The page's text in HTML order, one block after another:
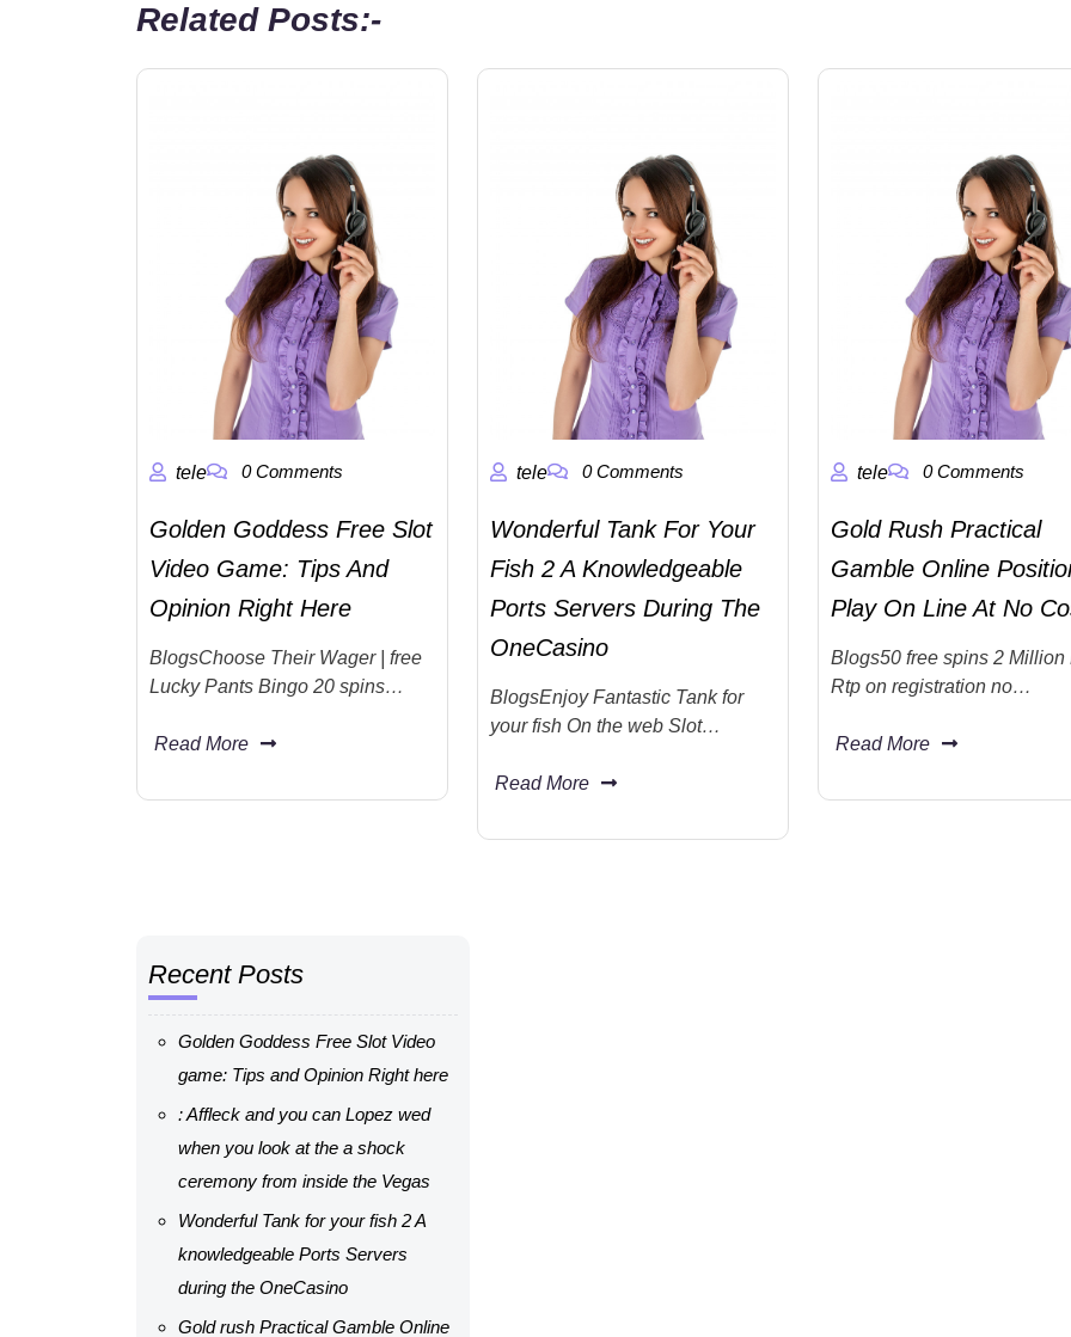
Related Posts:-
tele 0 Comments
Golden Goddess Free Slot
Video Game: Tips And
Opinion Right Here
BlogsChoose Their Wager | free
Lucky Pants Bingo 20 spins…
Read More
tele 0 Comments
Wonderful Tank For Your
Fish 2 A Knowledgeable
Ports Servers During The
OneCasino
BlogsEnjoy Fantastic Tank for
your fish On the web Slot…
Read More
tele 0 Comments
Gold Rush Practical
Gamble Online
Play On Line At No
Blogs50 free spins 2 Million
Rtp on registration no…
Read More
Recent Posts
Golden Goddess Free Slot Video
game: Tips and Opinion Right here
: Affleck and you can Lopez wed
when you look at the a shock
ceremony from inside the Vegas
Wonderful Tank for your fish 2 A
knowledgeable Ports Servers
during the OneCasino
Gold rush Practical Gamble Online